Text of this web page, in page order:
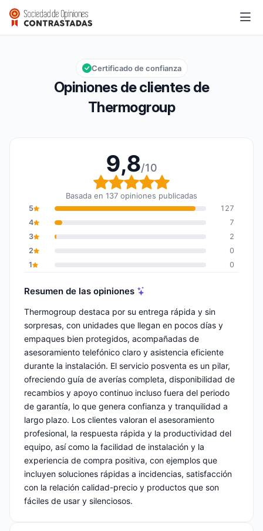
Thermogroup
Calificación global: 9,8 de 10
9,8/10
Opiniones de clientes de
Thermogroup
Certificado de confianza
9,8/10
Calificación global: 9,8
Basada en 137 opiniones publicadas
5
127
4
7
3
2
2
0
1
0
Resumen de las opiniones
Thermogroup destaca por su entrega rápida y sin
sorpresas, con unidades que llegan en pocos días y
empaques bien protegidos, acompañadas de
asesoramiento telefónico claro y asistencia eficiente
durante la instalación. El servicio posventa es un pilar,
ofreciendo guía de averías completa, disponibilidad de
recambios y apoyo continuo incluso fuera del periodo
de garantía, lo que genera confianza y tranquilidad a
largo plazo. Los clientes valoran el asesoramiento
profesional, la respuesta rápida y la productividad del
equipo, así como la facilidad de instalación y la
experiencia de compra positiva, con ejemplos que
incluyen soluciones rápidas a incidencias, satisfacción
con la relación calidad-precio y productos que son
fáciles de usar y silenciosos.